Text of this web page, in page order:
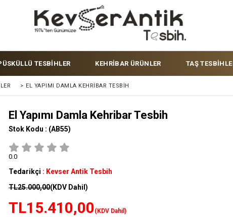
TESBİHLER KEHRİBAR ÜRÜNLER TAŞ
> EL YAPIMI DAMLA KEHRIBAR TESBIH
El Yapımı Damla Kehribar Tesbih
Stok Kodu : (AB55)
0.0
Tedarikçi : Kevser Antik Tesbih
TL25.000,00(KDV Dahil)
TL15.410,00(KDV Dahil)